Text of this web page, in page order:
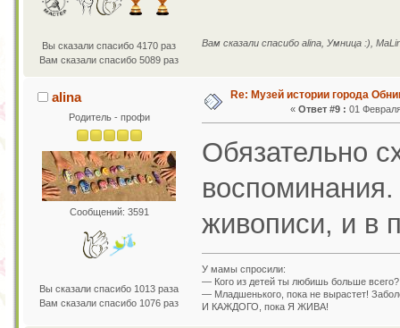
Вы сказали спасибо 4170 раз
Вам сказали спасибо 5089 раз
Вам сказали спасибо alina, Умница :),
alina
Родитель - профи
Сообщений: 3591
Вы сказали спасибо 1013 раза
Вам сказали спасибо 1076 раз
Re: Музей истории города
« Ответ #9 : 01
Обязательно
живописи, и в
У мамы спросили:
— Кого из детей ты любишь больше всего?
— Младшенького, пока не вырастет!
И КАЖДОГО, пока Я ЖИВА!